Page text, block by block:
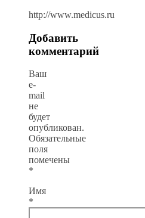
http://www.medicus.ru
Добавить
комментарий
Ваш
e-
mail
не
будет
опубликован.
Обязательные
поля
помечены
*
Имя
*